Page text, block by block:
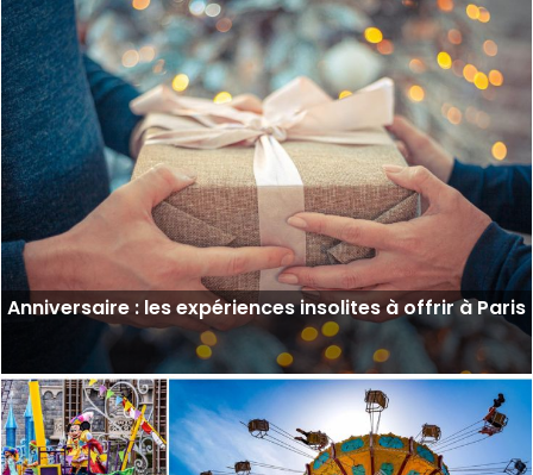
Anniversaire : les expériences insolites à offrir à Paris